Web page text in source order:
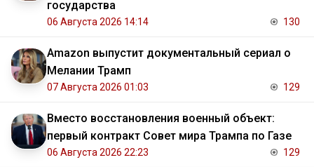
государства
06 Августа 2026 14:14 130
Amazon выпустит документальный сериал о
Мелании Трамп
07 Августа 2026 01:03 129
Вместо восстановления военный объект:
первый контракт Совет мира Трампа по Газе
06 Августа 2026 22:23 129